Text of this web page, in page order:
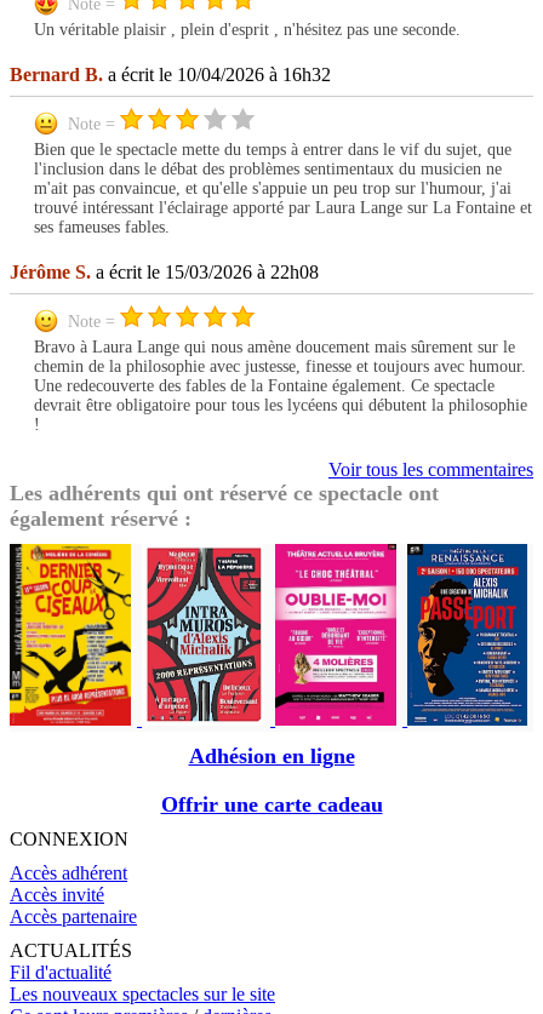
Note =
Un véritable plaisir , plein d'esprit , n'hésitez pas une seconde.
Bernard B. a écrit le 10/04/2026 à 16h32
Note =
Bien que le spectacle mette du temps à entrer dans le vif du sujet, que
l'inclusion dans le débat des problèmes sentimentaux du musicien ne
m'ait pas convaincue, et qu'elle s'appuie un peu trop sur l'humour, j'ai
trouvé intéressant l'éclairage apporté par Laura Lange sur La Fontaine et
ses fameuses fables.
Jérôme S. a écrit le 15/03/2026 à 22h08
Note =
Bravo à Laura Lange qui nous amène doucement mais sûrement sur le
chemin de la philosophie avec justesse, finesse et toujours avec humour.
Une redecouverte des fables de la Fontaine également. Ce spectacle
devrait être obligatoire pour tous les lycéens qui débutent la philosophie
!
Voir tous les commentaires
Les adhérents qui ont réservé ce spectacle ont
également réservé :
Adhésion en ligne
Offrir une carte cadeau
CONNEXION
Accès adhérent
Accès invité
Accès partenaire
ACTUALITÉS
Fil d'actualité
Les nouveaux spectacles sur le site